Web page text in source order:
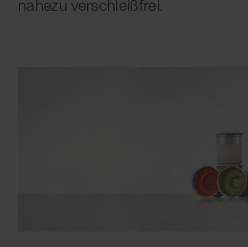
nahezu verschleißfrei.